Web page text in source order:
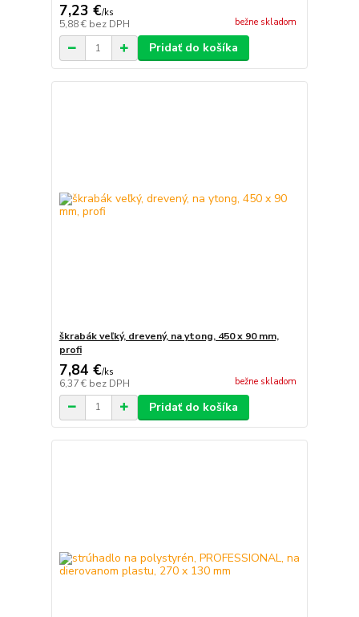
7,23 €/ks
5,88 € bez DPH bežne skladom
Pridať do košíka
škrabák veľký, drevený, na ytong, 450 x 90 mm,
profi
7,84 €/ks
6,37 € bez DPH bežne skladom
Pridať do košíka